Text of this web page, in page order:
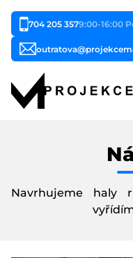
704 205 3579:00-16:00
Navrhujeme haly